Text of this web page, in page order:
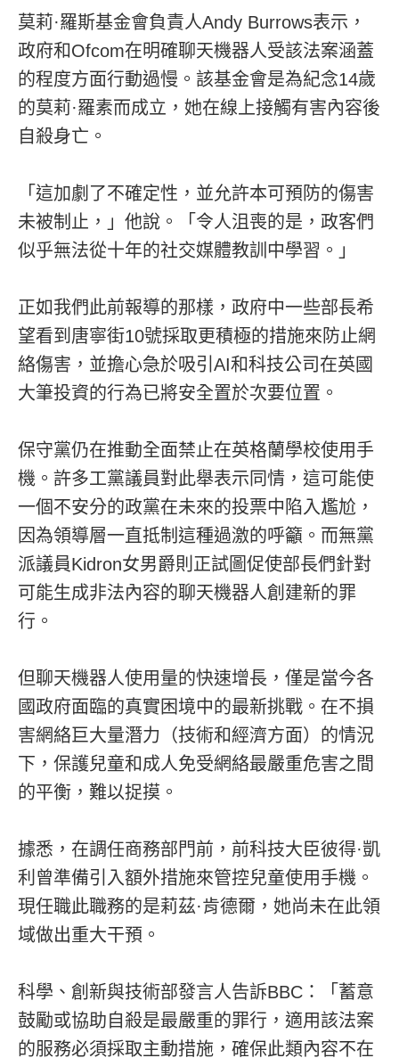
莫莉·羅斯基金會負責人Andy Burrows表示，
政府和Ofcom在明確聊天機器人受該法案涵蓋
的程度方面行動過慢。該基金會是為紀念14歲
的莫莉·羅素而成立，她在線上接觸有害內容後
自殺身亡。
「這加劇了不確定性，並允許本可預防的傷害
未被制止，」他說。「令人沮喪的是，政客們
似乎無法從十年的社交媒體教訓中學習。」
正如我們此前報導的那樣，政府中一些部長希
望看到唐寧街10號採取更積極的措施來防止網
絡傷害，並擔心急於吸引AI和科技公司在英國
大筆投資的行為已將安全置於次要位置。
保守黨仍在推動全面禁止在英格蘭學校使用手
機。許多工黨議員對此舉表示同情，這可能使
一個不安分的政黨在未來的投票中陷入尷尬，
因為領導層一直抵制這種過激的呼籲。而無黨
派議員Kidron女男爵則正試圖促使部長們針對
可能生成非法內容的聊天機器人創建新的罪
行。
但聊天機器人使用量的快速增長，僅是當今各
國政府面臨的真實困境中的最新挑戰。在不損
害網絡巨大量潛力（技術和經濟方面）的情況
下，保護兒童和成人免受網絡最嚴重危害之間
的平衡，難以捉摸。
據悉，在調任商務部門前，前科技大臣彼得·凱
利曾準備引入額外措施來管控兒童使用手機。
現任職此職務的是莉茲·肯德爾，她尚未在此領
域做出重大干預。
科學、創新與技術部發言人告訴BBC：「蓄意
鼓勵或協助自殺是最嚴重的罪行，適用該法案
的服務必須採取主動措施，確保此類內容不在